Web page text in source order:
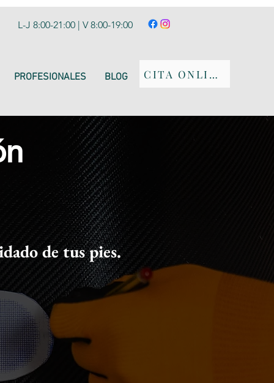
L-J 8:00-21:00 | V 8:00-19:00
PROFESIONALES BLOG CITA ONLINE
de tus pies.